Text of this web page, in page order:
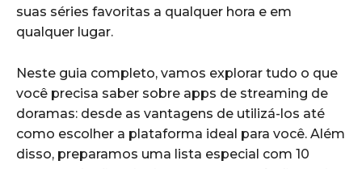
suas séries favoritas a qualquer hora e em
qualquer lugar.
Neste guia completo, vamos explorar tudo o que
você precisa saber sobre apps de streaming de
doramas: desde as vantagens de utilizá-los até
como escolher a plataforma ideal para você. Além
disso, preparamos uma lista especial com 10